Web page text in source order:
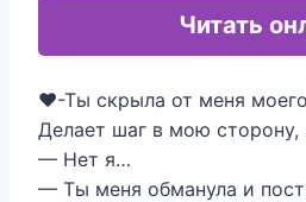
Читать
❤️-Ты скрыла от меня
Делает шаг в мою сторону,
— Нет я…
— Ты меня обманула и